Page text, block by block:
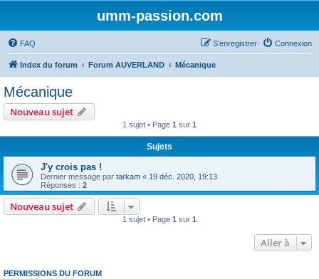
umm-passion.com
FAQ Connexion
S’enregistrer
Index du forum Forum AUVERLAND Mécanique
Mécanique
Nouveau sujet
1 sujet • Page 1 sur 1
Sujets
J'y crois pas !
Dernier message par tarkam « 19 déc. 2020, 19:13
Réponses : 2
Nouveau sujet
1 sujet • Page 1 sur 1
Aller à
PERMISSIONS DU FORUM